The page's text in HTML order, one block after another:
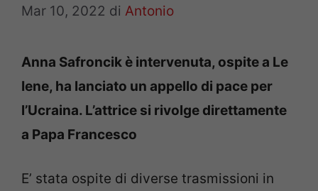
Mar 10, 2022 di Antonio
Anna Safroncik è intervenuta, ospite a Le
Iene, ha lanciato un appello di pace per
l’Ucraina. L’attrice si rivolge direttamente
a Papa Francesco
E’ stata ospite di diverse trasmissioni in